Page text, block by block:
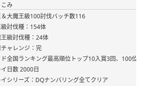
み
大魔王級100討伐バッチ数116
討伐種：154体
級討伐種：24体
ャレンジ：完
ド全国ランキング最高順位トップ10入賞3回、100位
日数 2000日
シリーズ：DQナンバリング全てクリア